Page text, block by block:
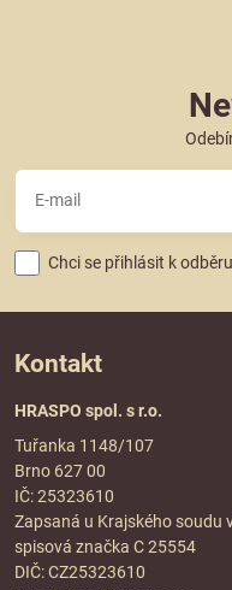
Chci se přihlásit k
Kontakt
HRASPO spol. s r.o.
Tuřanka 1148/107
Brno 627 00
IČ: 25323610
Zapsaná u Krajského soudu
spisová značka C 25554
DIČ: CZ25323610